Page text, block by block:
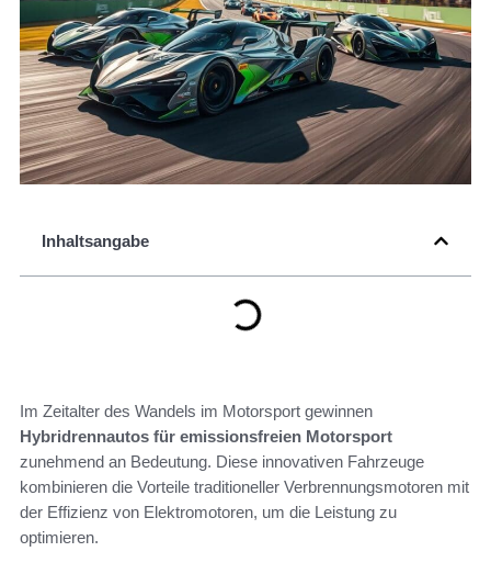
Inhaltsangabe
Im Zeitalter des Wandels im Motorsport gewinnen
Hybridrennautos für emissionsfreien Motorsport
zunehmend an Bedeutung. Diese innovativen Fahrzeuge
kombinieren die Vorteile traditioneller Verbrennungsmotoren mit
der Effizienz von Elektromotoren, um die Leistung zu
optimieren.